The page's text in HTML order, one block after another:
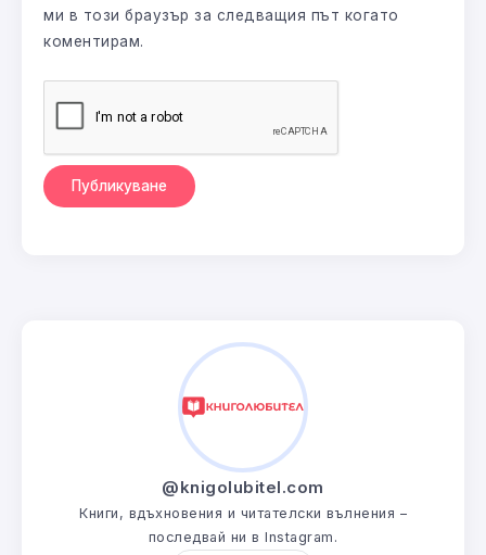
ми в този браузър за следващия път когато
коментирам.
@knigolubitel.com
Книги, вдъхновения и читателски вълнения –
последвай ни в Instagram.